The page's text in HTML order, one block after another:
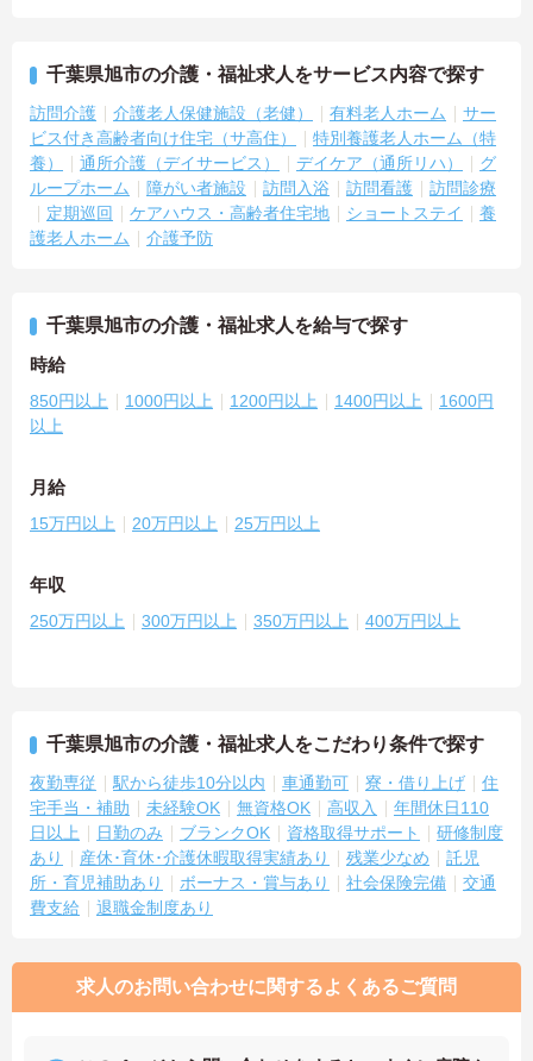
千葉県旭市の介護・福祉求人をサービス内容で探す
訪問介護 介護老人保健施設（老健） 有料老人ホーム
サー
ビス付き高齢者向け住宅（サ高住）
特別養護老人ホーム（特
養）
通所介護（デイサービス） デイケア（通所リハ）
グ
ループホーム
障がい者施設 訪問入浴 訪問看護
訪問診療
定期巡回
ケアハウス・高齢者住宅地 ショートステイ
養
護老人ホーム
介護予防
千葉県旭市の介護・福祉求人を給与で探す
時給
850円以上 1000円以上 1200円以上 1400円以上
1600円
以上
月給
15万円以上 20万円以上 25万円以上
年収
250万円以上 300万円以上 350万円以上 400万円以上
千葉県旭市の介護・福祉求人をこだわり条件で探す
夜勤専従 駅から徒歩10分以内 車通勤可 寮・借り上げ
住
宅手当・補助
未経験OK 無資格OK 高収入
年間休日110
日以上
日勤のみ ブランクOK 資格取得サポート
研修制度
あり
産休･育休･介護休暇取得実績あり 残業少なめ
託児
所・育児補助あり
ボーナス・賞与あり 社会保険完備
交通
費支給
退職金制度あり
求人のお問い合わせに関するよくあるご質問